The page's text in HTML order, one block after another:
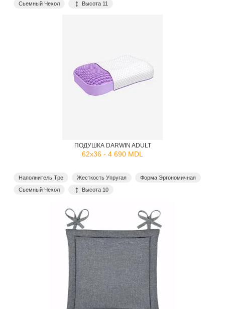
Сьемный Чехол
Высота 11
ПОДУШКА DARWIN ADULT
62x36 - 4 690 MDL
Наполнитель Tpe Жесткость Упругая
Форма Эргономичная
Сьемный Чехол
Высота 10